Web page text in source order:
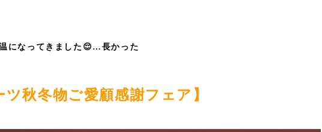
になってきました😌…長かった
ツ秋冬物ご愛顧感謝フェア】